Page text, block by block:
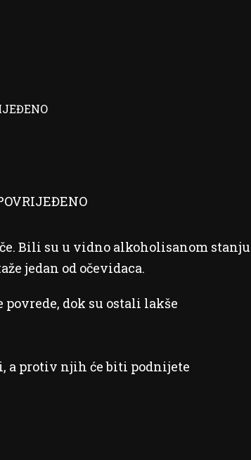
Bili su u vidno alkoholisanom
jedan od očevidaca.
povrede, dok su ostali lakše
a protiv njih će biti podnijete